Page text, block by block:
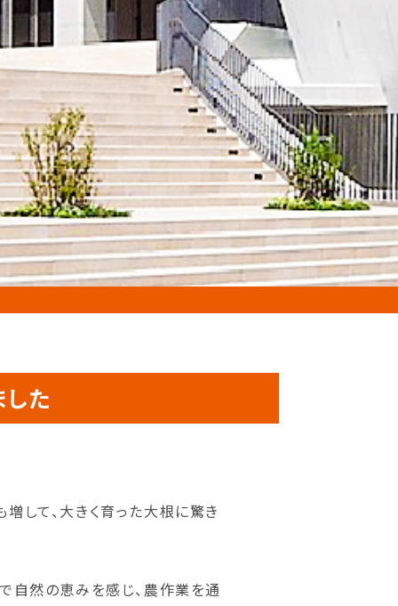
た
して、大きく育った大根に驚き
自然の恵みを感じ、農作業を通